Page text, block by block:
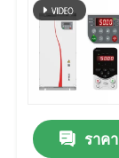
อินเวอร์เตอ
ราค